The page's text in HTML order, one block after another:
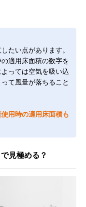
たい点があります。
適用床面積の数字を
っては空気を吸い込
て風量が落ちること
用時の適用床面積も
見極める？